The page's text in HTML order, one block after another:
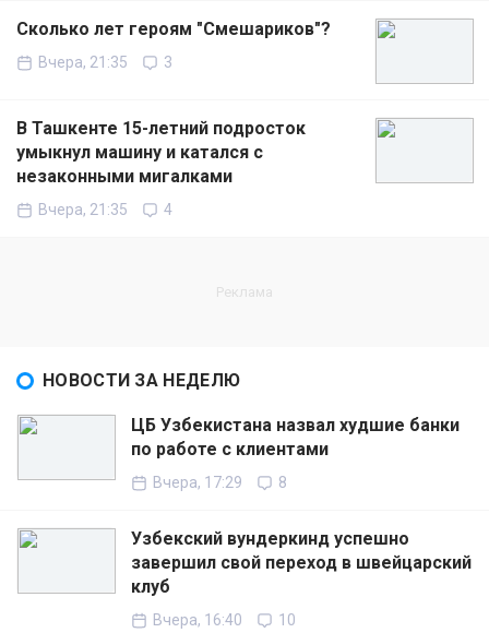
Сколько лет героям "Смешариков"?
Вчера, 21:35 3
В Ташкенте 15-летний подросток
умыкнул машину и катался с
незаконными мигалками
Вчера, 21:35 4
НОВОСТИ ЗА НЕДЕЛЮ
ЦБ Узбекистана назвал худшие банки
по работе с клиентами
Вчера, 17:29 8
Узбекский вундеркинд успешно
завершил свой переход в швейцарский
клуб
Вчера, 16:40 10